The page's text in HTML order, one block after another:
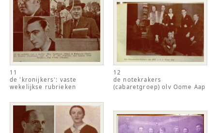
11
de 'kronijkers': vaste
wekelijkse rubrieken
12
de notekrakers
(cabaretgroep) olv Oome Aap